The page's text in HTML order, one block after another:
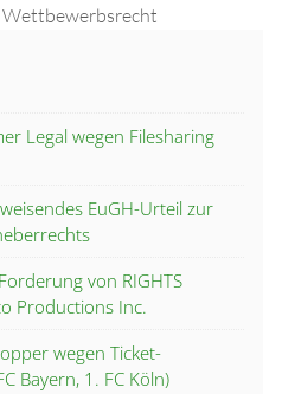
Wettbewerbsrecht
Legal wegen Filesharing
EuGH-Urteil zur
von RIGHTS
Productions Inc.
wegen Ticket-
Bayern, 1. FC Köln)